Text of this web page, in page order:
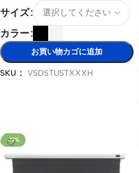
サイズ
カラー
お買い物カゴに追加
SKU： VSDSTUSTXXXH
-19%